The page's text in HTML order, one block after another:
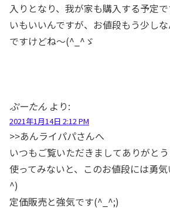
入りとなり、我が家も購入する予定
いもいいんですが、お値段もう少し
ですけどね～(^_^ゞ
ぷーたん より:
2021年1月14日 2:12 PM
>>あんライパパさんへ
いつもご覧いただきましてありがと
使ってみないと、このお値段には勇
^)
定価販売と強気です(^_^;)